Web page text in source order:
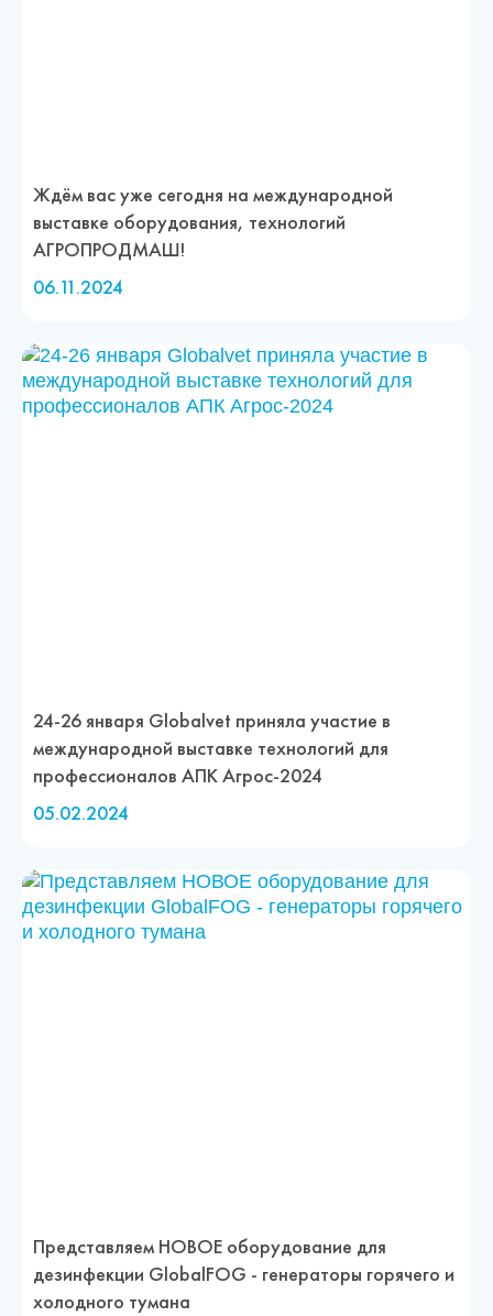
Ждём вас уже сегодня на международной
выставке оборудования, технологий
АГРОПРОДМАШ!
06.11.2024
24-26 января Globalvet приняла участие в
международной выставке технологий для
профессионалов АПК Агрос-2024
05.02.2024
Представляем НОВОЕ оборудование для
дезинфекции GlobalFOG - генераторы горячего и
холодного тумана